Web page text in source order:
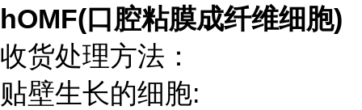
hOMF(口腔粘膜成纤维细胞)
收货处理方法：
贴壁生长的细胞: